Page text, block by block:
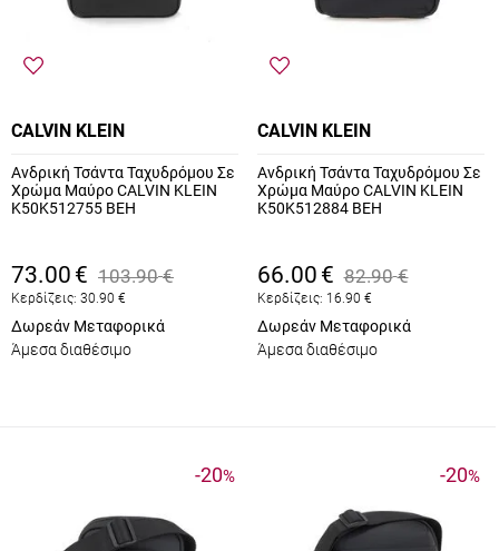
CALVIN KLEIN
Ανδρική Τσάντα Ταχυδρόμου Σε
Χρώμα Μαύρο CALVIN KLEIN
K50K512755 BEH
73.00 € 103.90 €
Κερδίζεις: 30.90 €
Δωρεάν Μεταφορικά
Άμεσα διαθέσιμο
CALVIN KLEIN
Ανδρική Τσάντα Ταχυδρόμου Σε
Χρώμα Μαύρο CALVIN KLEIN
K50K512884 BEH
66.00 € 82.90 €
Κερδίζεις: 16.90 €
Δωρεάν Μεταφορικά
Άμεσα διαθέσιμο
-20% -20%